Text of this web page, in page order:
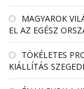
MAGYAROK
EL AZ EGÉSZ
TÖKÉLETES
KIÁLLÍTÁS